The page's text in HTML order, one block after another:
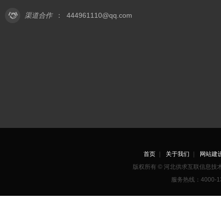
渠道合作 ： 444961110@qq.com
首页｜ 关于我们
网站建
版权所有 © 河北供求互联信息
服务热线：4000-